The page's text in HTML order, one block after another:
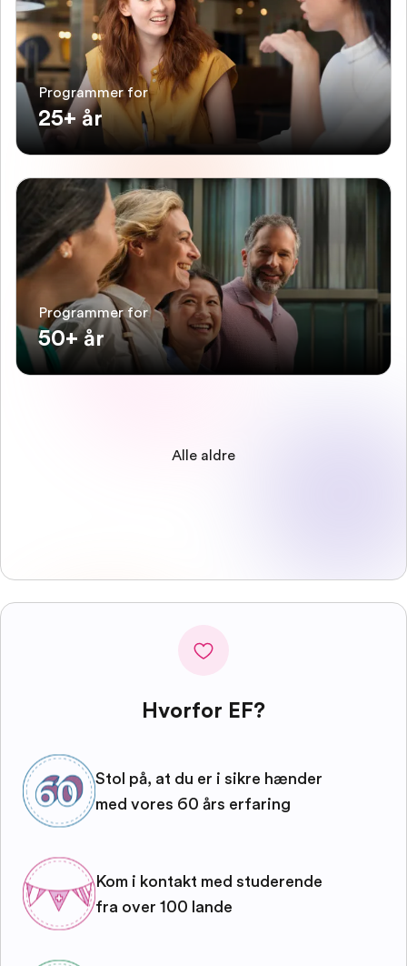
Programmer for
25+ år
Programmer for
50+ år
Alle aldre
Hvorfor EF?
Stol på, at du er i sikre hænder
med vores 60 års erfaring
Kom i kontakt med studerende
fra over 100 lande